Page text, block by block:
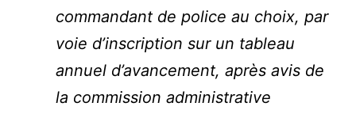
commandant de police au choix, par
voie d’inscription sur un tableau
annuel d’avancement, après avis de
la commission administrative